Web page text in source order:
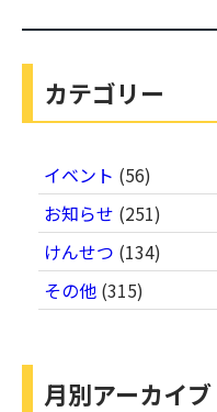
カテゴリー
イベント (56)
お知らせ (251)
けんせつ (134)
その他 (315)
月別アーカイブ